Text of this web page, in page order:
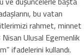
bu vatan
rahmet, minnet
Ulusal Egemenlik
ifadelerini kullandı.